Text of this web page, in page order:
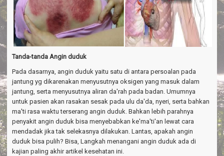
Tanda-tanda Angin duduk
Pada dasarnya, angin duduk yaitu satu di antara persoalan pada
jantung yg dikarenakan menyusutnya oksigen yang masuk dalam
jantung, serta menyusutnya aliran da'rah pada badan. Umumnya
untuk pasien akan rasakan sesak pada ulu da'da, nyeri, serta bahkan
ma'ti rasa waktu terserang angin duduk. Bahkan lebih parahnya
penyakit angin duduk bisa menyebabkan ke'ma'ti'an lewat cara
mendadak jika tak selekasnya dilakukan. Lantas, apakah angin
duduk bisa pulih? Bisa, Langkah menangani angin duduk ada di
kajian paling akhir artikel kesehatan ini.